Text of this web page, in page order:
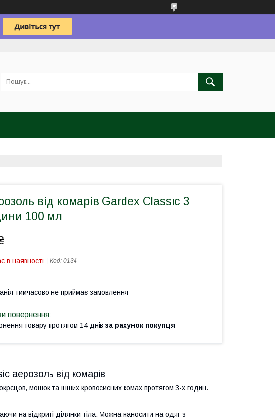
від комарів Gardex Classic 3
100 мл
в наявності Код: 0134
тимчасово не приймає замовлення
товару протягом 14 днів за рахунок покупця
аерозоль від комарів
мошок та інших кровосисних комах протягом 3-х годин.
на відкриті ділянки тіла. Можна наносити на одяг з